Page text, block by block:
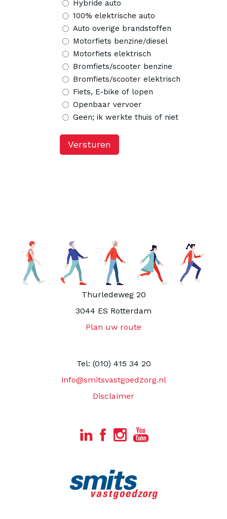
Hybride auto
100% elektrische auto
Auto overige brandstoffen
Motorfiets benzine/diesel
Motorfiets elektrisch
Bromfiets/scooter benzine
Bromfiets/scooter elektrisch
Fiets, E-bike of lopen
Openbaar vervoer
Geen; ik werkte thuis of niet
Versturen
Thurledeweg 20
3044 ES Rotterdam
Plan uw route
Tel: (010) 415 34 20
info@smitsvastgoedzorg.nl
Disclaimer